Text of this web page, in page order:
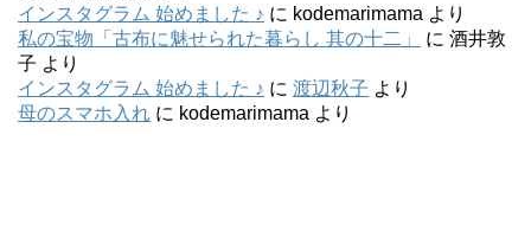
インスタグラム 始めました ♪ に kodemarimama より
私の宝物「古布に魅せられた暮らし 其の十二」
に 酒井敦
子 より
インスタグラム 始めました ♪ に 渡辺秋子 より
母のスマホ入れ に kodemarimama より